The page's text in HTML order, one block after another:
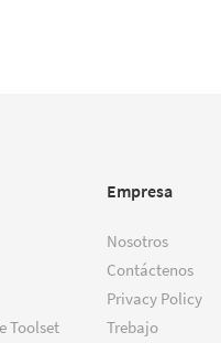
Toolset
Empresa
Nosotros
Contáctenos
Privacy Policy
Trebajo